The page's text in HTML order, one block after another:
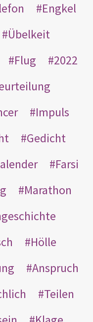
Engkel
Übelkeit
Flug
2022
Impuls
Gedicht
Farsi
Marathon
Hölle
Anspruch
Teilen